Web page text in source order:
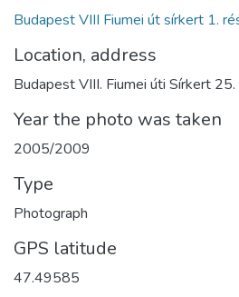
Budapest VIII Fiumei út sírkert 1.
Location, address
Budapest VIII. Fiumei úti Sírkert 25.
Year the photo was taken
2005/2009
Type
Photograph
GPS latitude
47.49585